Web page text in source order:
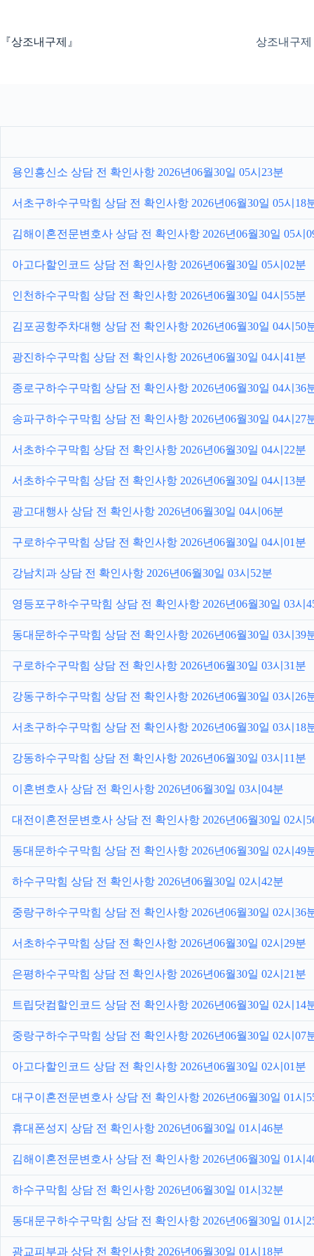
으『상조내구제』 상조내구제
용인흥신소 상담 전 확인사항 2026년06월30일 05시23분
서초구하수구막힘 상담 전 확인사항 2026년06월30일 05시18
김해이혼전문변호사 상담 전 확인사항 2026년06월30일 05시
아고다할인코드 상담 전 확인사항 2026년06월30일 05시02분
인천하수구막힘 상담 전 확인사항 2026년06월30일 04시55분
김포공항주차대행 상담 전 확인사항 2026년06월30일 04시50
광진하수구막힘 상담 전 확인사항 2026년06월30일 04시41분
종로구하수구막힘 상담 전 확인사항 2026년06월30일 04시36
송파구하수구막힘 상담 전 확인사항 2026년06월30일 04시27
서초하수구막힘 상담 전 확인사항 2026년06월30일 04시22분
서초하수구막힘 상담 전 확인사항 2026년06월30일 04시13분
광고대행사 상담 전 확인사항 2026년06월30일 04시06분
구로하수구막힘 상담 전 확인사항 2026년06월30일 04시01분
강남치과 상담 전 확인사항 2026년06월30일 03시52분
영등포구하수구막힘 상담 전 확인사항 2026년06월30일 03시
동대문하수구막힘 상담 전 확인사항 2026년06월30일 03시39
구로하수구막힘 상담 전 확인사항 2026년06월30일 03시31분
강동구하수구막힘 상담 전 확인사항 2026년06월30일 03시26
서초구하수구막힘 상담 전 확인사항 2026년06월30일 03시18
강동하수구막힘 상담 전 확인사항 2026년06월30일 03시11분
이혼변호사 상담 전 확인사항 2026년06월30일 03시04분
대전이혼전문변호사 상담 전 확인사항 2026년06월30일 02시
동대문하수구막힘 상담 전 확인사항 2026년06월30일 02시49
하수구막힘 상담 전 확인사항 2026년06월30일 02시42분
중랑구하수구막힘 상담 전 확인사항 2026년06월30일 02시36
서초하수구막힘 상담 전 확인사항 2026년06월30일 02시29분
은평하수구막힘 상담 전 확인사항 2026년06월30일 02시21분
트립닷컴할인코드 상담 전 확인사항 2026년06월30일 02시14
중랑구하수구막힘 상담 전 확인사항 2026년06월30일 02시07
아고다할인코드 상담 전 확인사항 2026년06월30일 02시01분
대구이혼전문변호사 상담 전 확인사항 2026년06월30일 01시
휴대폰성지 상담 전 확인사항 2026년06월30일 01시46분
김해이혼전문변호사 상담 전 확인사항 2026년06월30일 01시
하수구막힘 상담 전 확인사항 2026년06월30일 01시32분
동대문구하수구막힘 상담 전 확인사항 2026년06월30일 01시
광교피부과 상담 전 확인사항 2026년06월30일 01시18분